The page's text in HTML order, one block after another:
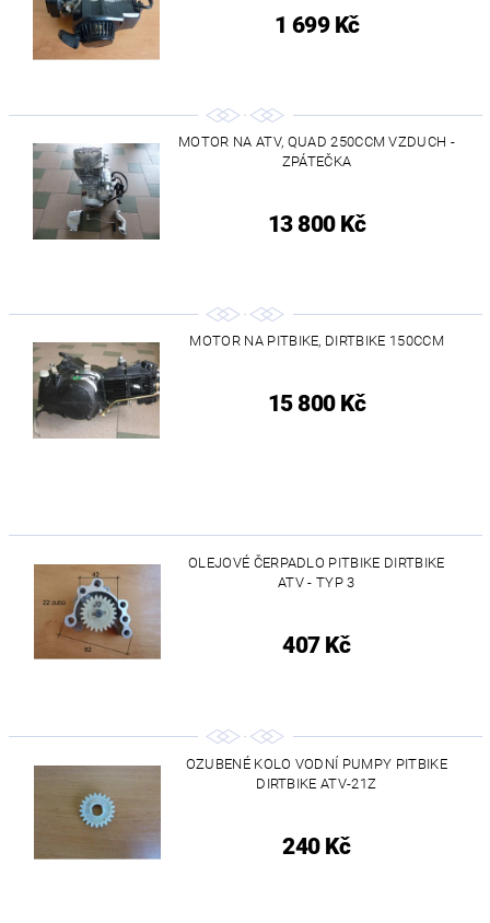
1 699 Kč
MOTOR NA ATV, QUAD 250CCM VZDUCH -
ZPÁTEČKA
13 800 Kč
MOTOR NA PITBIKE, DIRTBIKE 150CCM
15 800 Kč
OLEJOVÉ ČERPADLO PITBIKE DIRTBIKE
ATV - TYP 3
407 Kč
OZUBENÉ KOLO VODNÍ PUMPY PITBIKE
DIRTBIKE ATV-21Z
240 Kč